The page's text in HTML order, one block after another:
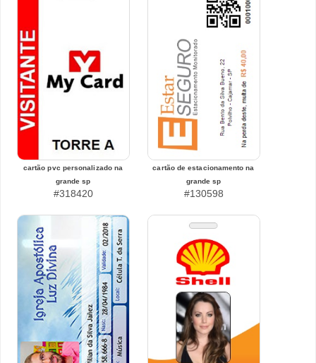
cartão pvc personalizado na
grande sp
#318420
cartão de estacionamento na
grande sp
#130598